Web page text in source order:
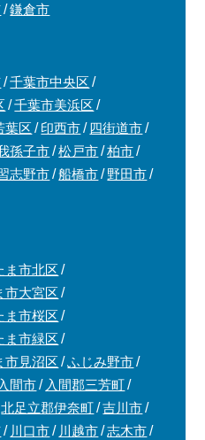
鎌倉市
千葉市中央区
千葉市美浜区
葉区 印西市
四街道市
孫子市 松戸市
柏市
志野市 船橋市
野田市
ま市北区
市大宮区
ま市桜区
ま市緑区
市見沼区
ふじみ野市
入間市
入間郡三芳町
北足立郡伊奈町
吉川市
川口市 川越市
志木市